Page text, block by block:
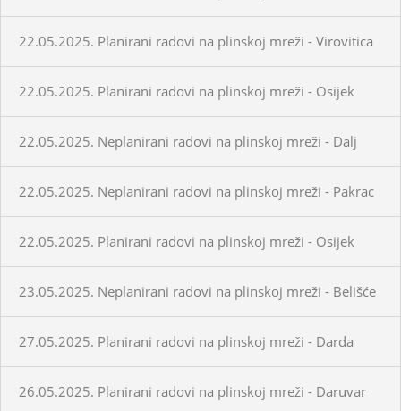
22.05.2025. Planirani radovi na plinskoj mreži - Virovitica
22.05.2025. Planirani radovi na plinskoj mreži - Osijek
22.05.2025. Neplanirani radovi na plinskoj mreži - Dalj
22.05.2025. Neplanirani radovi na plinskoj mreži - Pakrac
22.05.2025. Planirani radovi na plinskoj mreži - Osijek
23.05.2025. Neplanirani radovi na plinskoj mreži - Belišće
27.05.2025. Planirani radovi na plinskoj mreži - Darda
26.05.2025. Planirani radovi na plinskoj mreži - Daruvar